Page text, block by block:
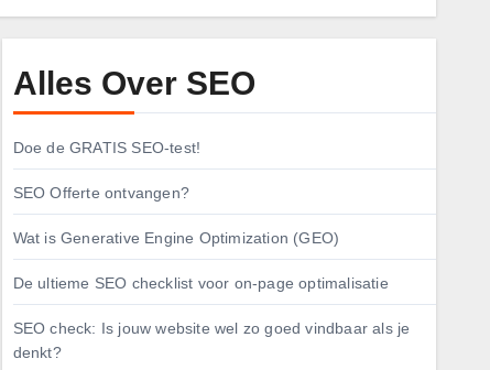
Alles Over SEO
Doe de GRATIS SEO-test!
SEO Offerte ontvangen?
Wat is Generative Engine Optimization (GEO)
De ultieme SEO checklist voor on-page optimalisatie
SEO check: Is jouw website wel zo goed vindbaar als je
denkt?